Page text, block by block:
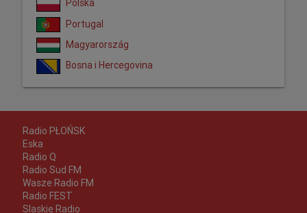
Polska
Portugal
Magyarország
Bosna i Hercegovina
Radio PŁOŃSK
Eska
Radio Q
Radio Sud FM
Wasze Radio FM
Radio FEST
Slaskie Radio